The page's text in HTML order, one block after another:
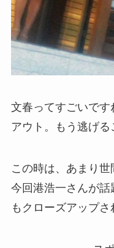
文春ってすごいで
アウト。もう逃げる
この時は、あまり世
今回港浩一さんが
もクローズアップさ